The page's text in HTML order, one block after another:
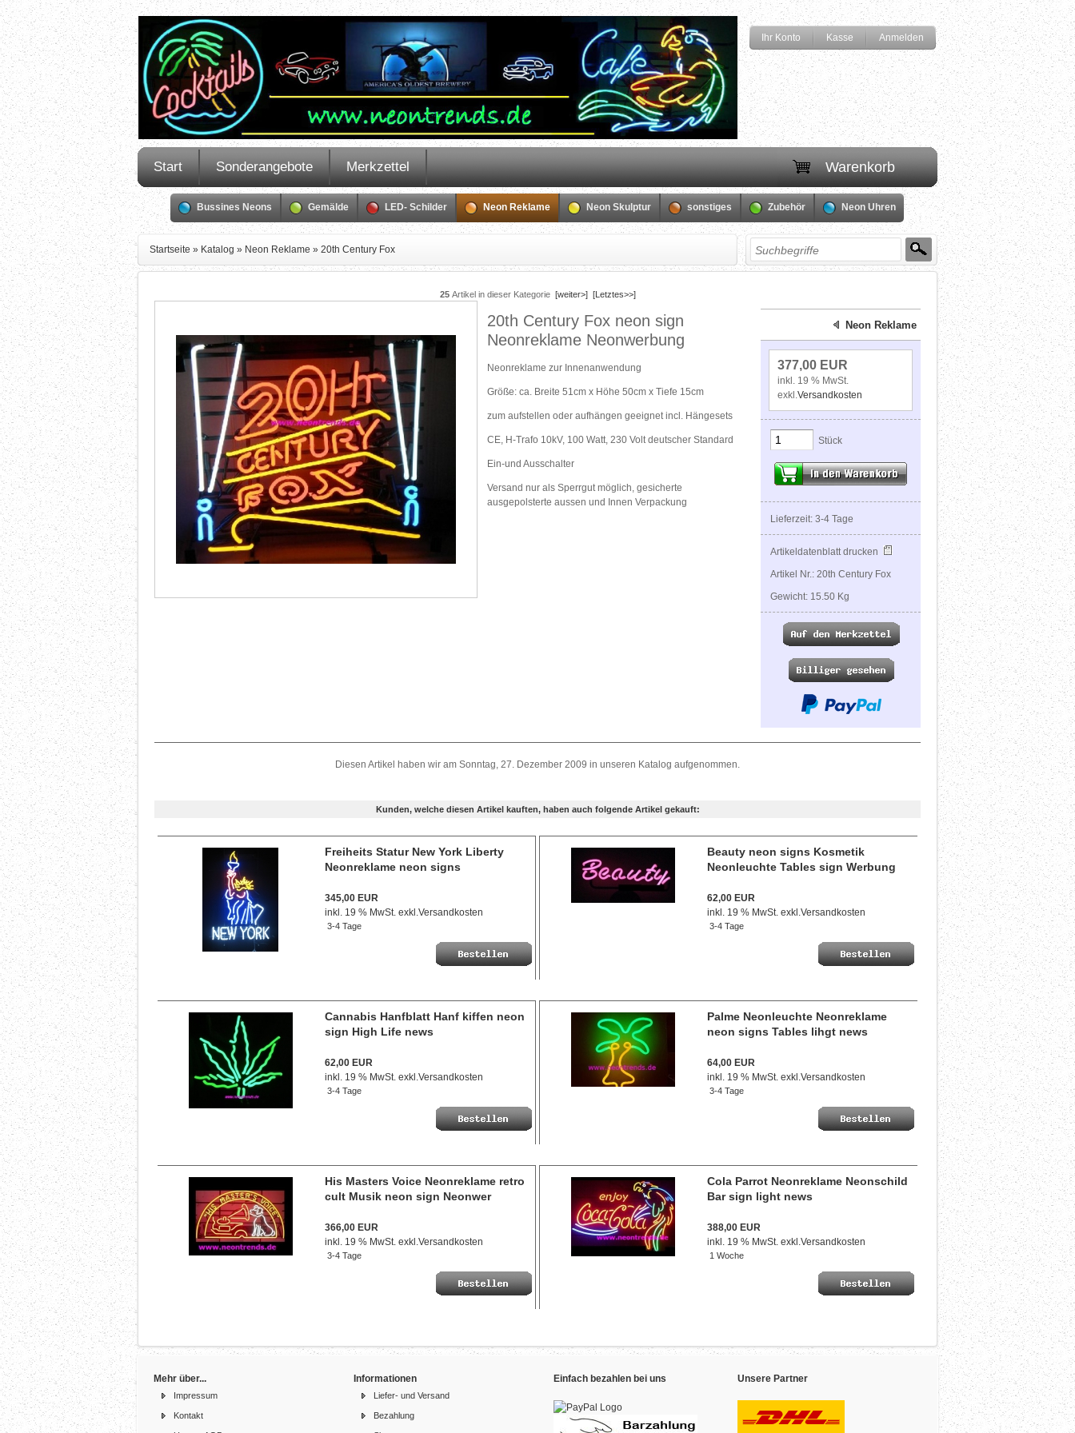
Anmelden
Kasse
Ihr Konto
Start Sonderangebote Merkzettel Warenkorb
Bussines Neons Gemälde LED- Schilder Neon Reklame Neon Skulptur sonstiges Zubehör Neon Uhren
Startseite » Katalog » Neon Reklame » 20th Century Fox
25Artikel in dieser Kategorie [weiter>] [Letztes>>]
20th Century Fox neon sign
Neonreklame Neonwerbung
Neonreklame zur Innenanwendung
Größe: ca. Breite 51cm x Höhe 50cm x Tiefe 15cm
zum aufstellen oder aufhängen geeignet incl. Hängesets
CE, H-Trafo 10kV, 100 Watt, 230 Volt deutscher Standard
Ein-und Ausschalter
Versand nur als Sperrgut möglich, gesicherte
ausgepolsterte aussen und Innen Verpackung
Neon Reklame
377,00 EUR
inkl. 19 % MwSt.
exkl.Versandkosten
Stück
Lieferzeit: 3-4 Tage
Artikeldatenblatt drucken
Artikel Nr.: 20th Century Fox
Gewicht: 15.50 Kg
Diesen Artikel haben wir am Sonntag, 27. Dezember 2009 in unseren Katalog aufgenommen.
Kunden, welche diesen Artikel kauften, haben auch folgende Artikel gekauft:
Freiheits Statur New York Liberty
Neonreklame neon signs
345,00 EUR
inkl. 19 % MwSt. exkl.Versandkosten
3-4 Tage
Beauty neon signs Kosmetik
Neonleuchte Tables sign Werbung
62,00 EUR
inkl. 19 % MwSt. exkl.Versandkosten
3-4 Tage
Cannabis Hanfblatt Hanf kiffen neon
sign High Life news
62,00 EUR
inkl. 19 % MwSt. exkl.Versandkosten
3-4 Tage
Palme Neonleuchte Neonreklame
neon signs Tables lihgt news
64,00 EUR
inkl. 19 % MwSt. exkl.Versandkosten
3-4 Tage
His Masters Voice Neonreklame retro
cult Musik neon sign Neonwer
366,00 EUR
inkl. 19 % MwSt. exkl.Versandkosten
3-4 Tage
Cola Parrot Neonreklame Neonschild
Bar sign light news
388,00 EUR
inkl. 19 % MwSt. exkl.Versandkosten
1 Woche
Mehr über...
Impressum
Kontakt
Informationen
Liefer- und Versand
Bezahlung
Einfach bezahlen bei uns Unsere Partner